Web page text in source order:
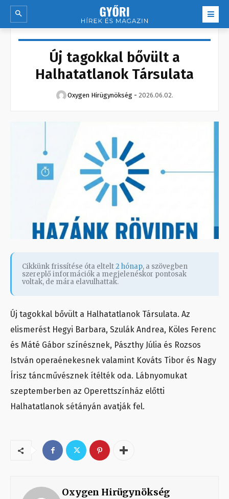
Új tagokkal bővült a
Halhatatlanok Társulata
Oxygen Hirügynökség - 2026.06.02.
Cikkünk frissítése óta eltelt2 hónap, a szövegben
szereplő információk a megjelenéskor pontosak
voltak, de mára elavulhattak.
Új tagokkal bővült a Halhatatlanok Társulata. Az
elismerést Hegyi Barbara, Szulák Andrea, Köles Ferenc
és Máté Gábor színésznek, Pászthy Júlia és Rozsos
István operaénekesnek valamint Kováts Tibor és Nagy
Írisz táncművésznek ítélték oda. Lábnyomukat
szeptemberben az Operettszínház előtti
Halhatatlanok sétányán avatják fel.
Oxygen Hirügynökség